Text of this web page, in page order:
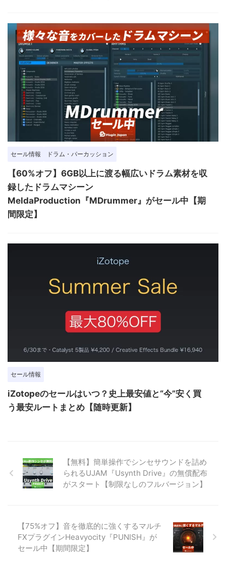
セール情報 ドラム・パーカッション
【60%オフ】6GB以上に渡る幅広いドラム素材を収
録したドラムマシーン
MeldaProduction『MDrummer』がセール中【期
間限定】
セール情報
iZotopeのセールはいつ？史上最安値と“今”安く買
う最安ルートまとめ【随時更新】
【無料】簡単操作でシンセサウンドを詰め
られるUJAM『Usynth Drive』の無償配布
がスタート【制限なしのフルバージョン】
【75%オフ】音を徹底的に強くするマルチ
FXプラグインHeavyocity『PUNISH』が
セール中【期間限定】